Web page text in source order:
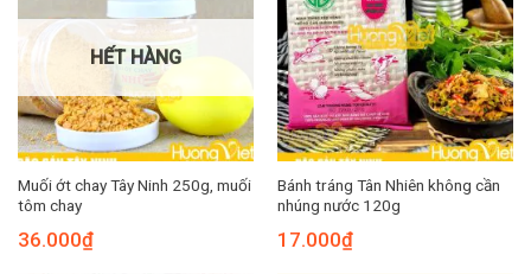
HẾT HÀNG
Muối ớt chay Tây Ninh 250g, muối
tôm chay
36.000₫
Bánh tráng Tân Nhiên không cần
nhúng nước 120g
17.000₫